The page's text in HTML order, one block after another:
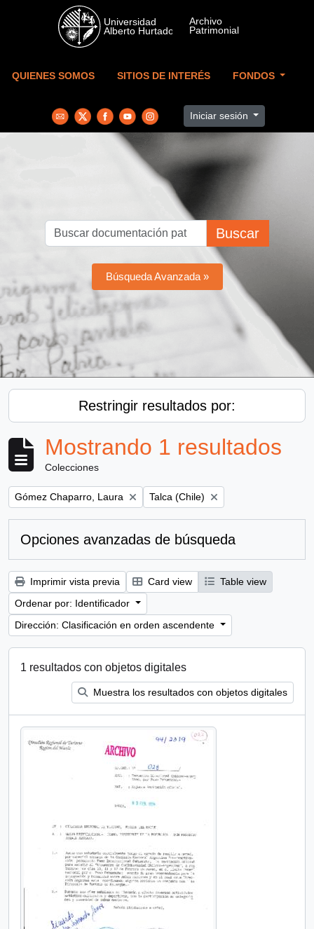
Skip to main content
QUIENES SOMOS SITIOS DE INTERÉS FONDOS
Iniciar sesión
Buscar
Búsqueda Avanzada »
Restringir resultados por:
Mostrando 1 resultados
Colecciones
Remove filter:
Gómez Chaparro, Laura Remove filter:
Talca (Chile)
Opciones avanzadas de búsqueda
Imprimir vista previa Card view
Table view
Ordenar por: Identificador
Dirección: Clasificación en orden ascendente
1 resultados con objetos digitales
Muestra los resultados con objetos digitales